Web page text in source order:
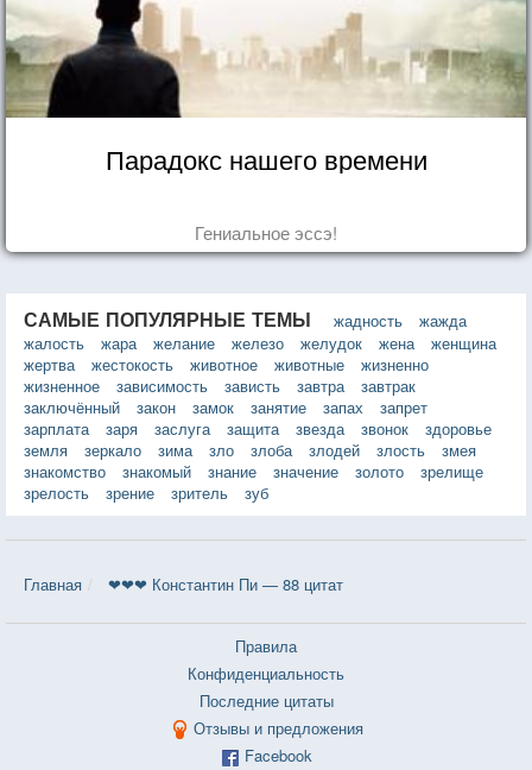
Парадокс нашего времени
Гениальное эссэ!
САМЫЕ ПОПУЛЯРНЫЕ ТЕМЫ жадность
жажда
жалость
жара желание железо желудок жена
женщина
жертва
жестокость животное животные
жизненно
жизненное
зависимость зависть завтра
завтрак
заключённый
закон замок занятие запах
запрет
зарплата
заря заслуга защита звезда звонок
здоровье
земля
зеркало зима зло злоба злодей злость
змея
знакомство
знакомый знание значение золото
зрелище
зрелость
зрение зритель зуб
Главная ❤❤❤ Константин Пи — 88 цитат
Правила
Конфиденциальность
Последние цитаты
Отзывы и предложения
Facebook